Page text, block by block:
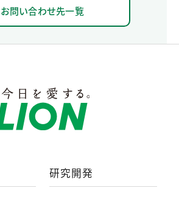
お問い合わせ先一覧
研究開発